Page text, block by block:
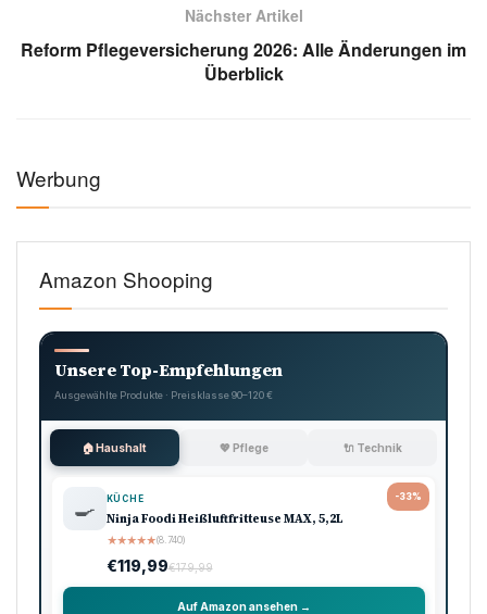
Nächster Artikel
Reform Pflegeversicherung 2026: Alle Änderungen im
Überblick
Werbung
Amazon Shooping
Unsere Top-Empfehlungen
Ausgewählte Produkte · Preisklasse 90–120 €
🏠 Haushalt 💖 Pflege 🔌 Technik
-33%
🍳 KÜCHE
Ninja Foodi Heißluftfritteuse MAX, 5,2L
★★★★★(8.740)
€119,99€179,99
Auf Amazon ansehen →